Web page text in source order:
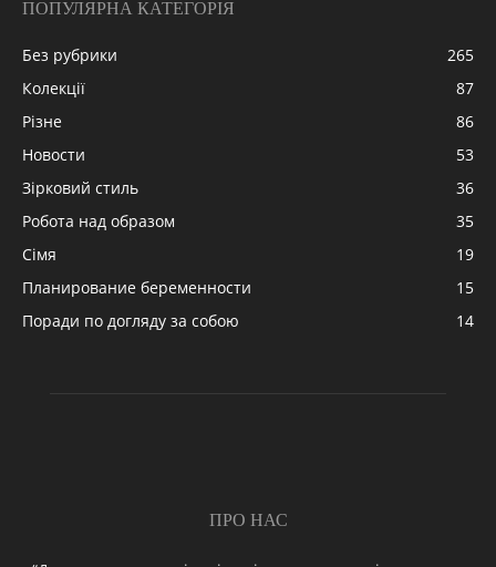
ПОПУЛЯРНА КАТЕГОРІЯ
Без рубрики
265
Колекції
87
Різне
86
Новости
53
Зірковий стиль
36
Робота над образом
35
Сімя
19
Планирование беременности
15
Поради по догляду за собою
14
ПРО НАС